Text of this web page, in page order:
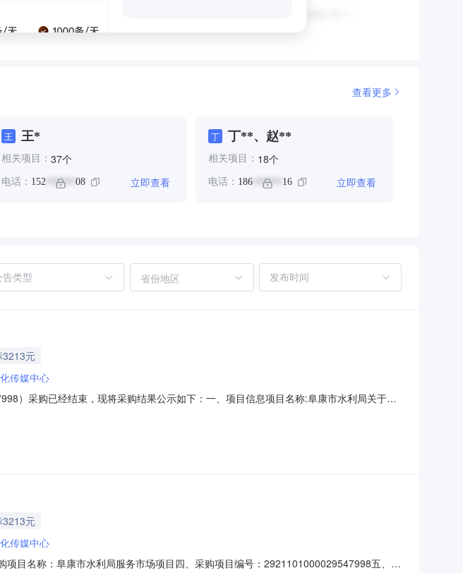
查看更多
王 王*
相关项目： 37个
电话： 152 ****** 08 立即查看
丁 丁**、赵**
相关项目： 18个
电话： 186****** 16 立即查看
省份地区
3213元
传媒中心
）采购已经结束，现将采购结果公示如下：一、项目信息项目名称:阜康市水利局关于宣
、采购单位信息采购单位名称:阜康市水利局采购单位地址:阜康市采
3213元
传媒中心
目名称：阜康市水利局服务市场项目四、采购项目编号：2921101000029547998五、合